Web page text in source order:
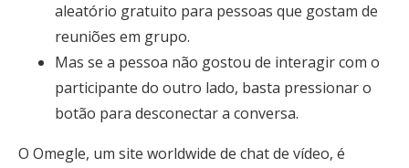
aleatório gratuito para pessoas que gostam de
reuniões em grupo.
Mas se a pessoa não gostou de interagir com o
participante do outro lado, basta pressionar o
botão para desconectar a conversa.
O Omegle, um site worldwide de chat de vídeo, é